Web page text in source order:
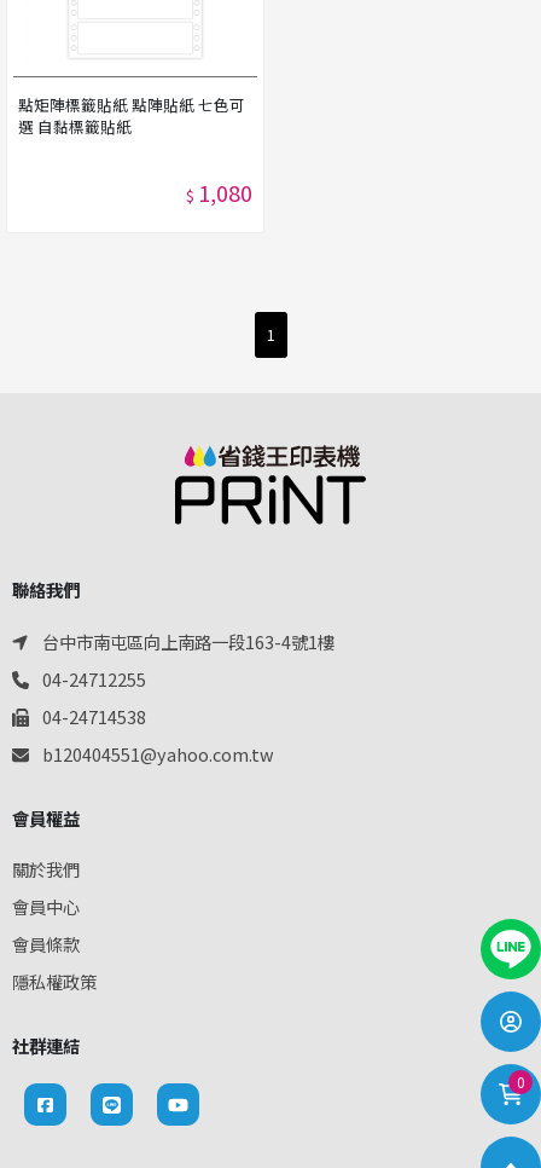
0
點矩陣標籤貼紙 點陣貼紙 七色可
選 自黏標籤貼紙
$ 1,080
1
聯絡我們
台中市南屯區向上南路一段163-4號1樓
04-24712255
04-24714538
b120404551@yahoo.com.tw
會員權益
關於我們
會員中心
會員條款
隱私權政策
社群連結